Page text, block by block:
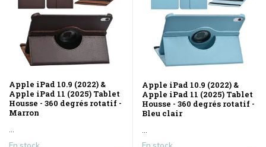
Apple iPad 10.9 (2022) &
Apple iPad 11 (2025) Tablet
Housse - 360 degrés rotatif -
Marron
...
Apple iPad 10.9 (2022) &
Apple iPad 11 (2025) Tablet
Housse - 360 degrés rotatif -
Bleu clair
...